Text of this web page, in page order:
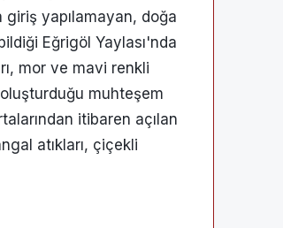
giriş yapılamayan, doğa
Eğrigöl Yaylası'nda
mor ve mavi renkli
muhteşem
itibaren açılan
atıkları, çiçekli